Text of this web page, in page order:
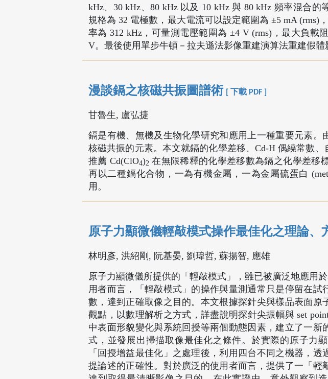
kHz、30 kHz、80 kHz 以及 10 kHz 與 80 kHz 頻率混合
規格為 32 電極數，最大電流可以設定範圍為 ±5 mA (rms)
率為 312 kHz，可量測電壓範圍為 ±4 V (rms)，最大負載
V。最後使用單步牛頓－拉夫遜法影像重建演算法重建假體
漫談鎘之核磁共振圖譜術 [ 下載 PDF ]
甘魯生, 盧弘捷
鎘是有機、無機及生物化學研究和應用上一種重要元素
核磁共振的元素。本文就鎘的化學差移、Cd-H 偶繞常數
推薦 Cd(ClO4)2 在無限稀釋的化學差移數為鎘之化學差移
再以二種鎘化合物，一為有機金屬，一為金屬硫蛋白
用。
原子力顯微儀輕敲模式操作最佳化之理論、
林明彥, 洪紹剛, 阮基晏, 劉瑋哲, 蘇揚智, 應雄
原子力顯微儀所提供的「輕敲模式」，雖已被廣泛地應用
用者而言，「輕敲模式」的操作與量測通常只是停留在
數，達到正確取像之目的。本文根據探針尖與樣品表面原
觀點，以數理解析之方式，詳盡說明探針尖振幅與 set
中表面形貌變化與系統回授等兩個動態因素，建立了一
式，並發展出掃描取像最佳化之條件。於實際的原子力
「回授增益最佳化」之處理後，利用四台不同之機器，
提論述的正確性。對於廣泛的使用者而言，提供了一「